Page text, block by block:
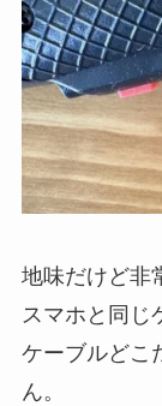
地味だけど非
スマホと同じ
ケーブルどこ
ん。